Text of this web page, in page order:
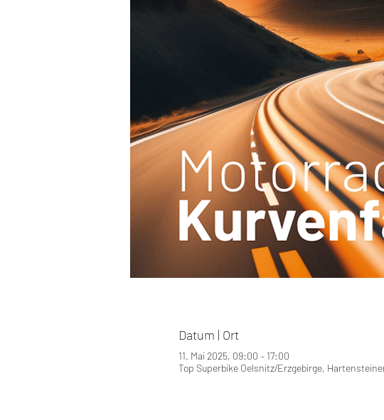
Datum | Ort
11. Mai 2025, 09:00 – 17:00
Top Superbike Oelsnitz/Erzgebirge,